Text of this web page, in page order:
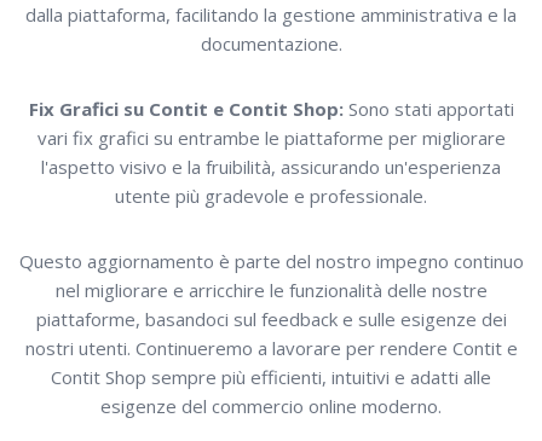
dalla piattaforma, facilitando la gestione amministrativa e la
documentazione.
Fix Grafici su Contit e Contit Shop:Sono stati apportati
vari fix grafici su entrambe le piattaforme per migliorare
l'aspetto visivo e la fruibilità, assicurando un'esperienza
utente più gradevole e professionale.
Questo aggiornamento è parte del nostro impegno continuo
nel migliorare e arricchire le funzionalità delle nostre
piattaforme, basandoci sul feedback e sulle esigenze dei
nostri utenti. Continueremo a lavorare per rendere Contit e
Contit Shop sempre più efficienti, intuitivi e adatti alle
esigenze del commercio online moderno.